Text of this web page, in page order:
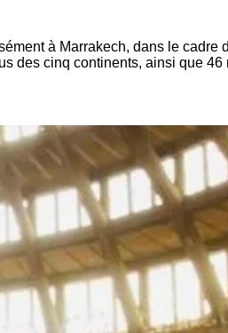
à Marrakech, dans le
des cinq continents, ainsi que 46